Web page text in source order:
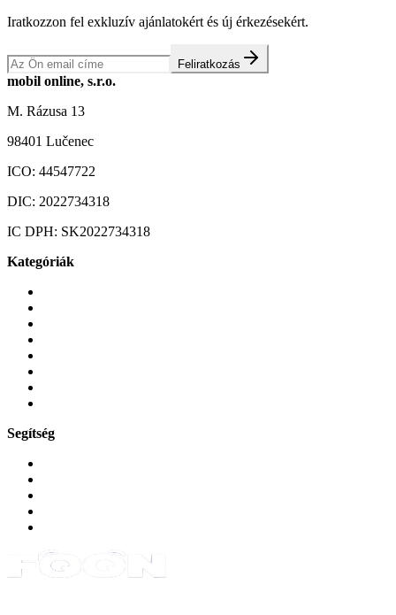
Iratkozzon fel exkluzív ajánlatokért és új érkezésekért.
Feliratkozás
mobil online, s.r.o.
M. Rázusa 13
98401 Lučenec
ICO: 44547722
DIC: 2022734318
IC DPH: SK2022734318
Kategóriák
Segítség